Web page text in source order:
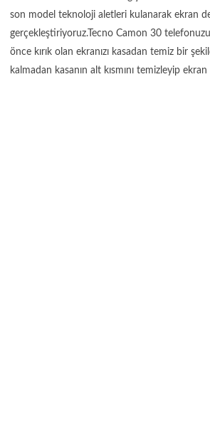
son model teknoloji aletleri kulanarak ekran
gerçekleştiriyoruz.Tecno Camon 30
önce kırık olan ekranızı kasadan temiz bir
kalmadan kasanın alt kısmını temizleyip